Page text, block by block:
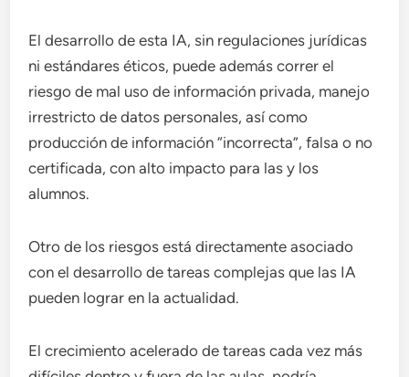
El desarrollo de esta IA, sin regulaciones jurídicas
ni estándares éticos, puede además correr el
riesgo de mal uso de información privada, manejo
irrestricto de datos personales, así como
producción de información “incorrecta”, falsa o no
certificada, con alto impacto para las y los
alumnos.
Otro de los riesgos está directamente asociado
con el desarrollo de tareas complejas que las IA
pueden lograr en la actualidad.
El crecimiento acelerado de tareas cada vez más